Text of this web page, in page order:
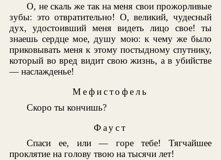
О, не скаль же так на меня свои прожорливые
зубы: это отвратительно! О, великий, чудесный
дух, удостоивший меня видеть лицо свое! ты
знаешь сердце мое, душу мою: к чему же было
приковывать меня к этому постыдному спутнику,
который во вред видит свою жизнь, а в убийстве
— наслажденье!
Мефистофель
Скоро ты кончишь?
Фауст
Спаси ее, или — горе тебе! Тягчайшее
проклятие на голову твою на тысячи лет!